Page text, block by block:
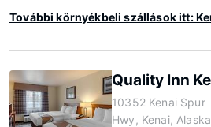
További környékbeli szállások itt:
Quality Inn
10352 Kenai Spur
Hwy, Kenai,